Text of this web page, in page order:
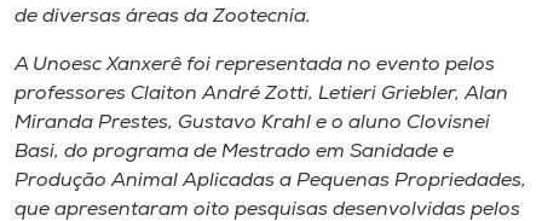
de diversas áreas da Zootecnia.
A Unoesc Xanxerê foi representada no evento pelos
professores Claiton André Zotti, Letieri Griebler, Alan
Miranda Prestes, Gustavo Krahl e o aluno Clovisnei
Basi, do programa de Mestrado em Sanidade e
Produção Animal Aplicadas a Pequenas Propriedades,
que apresentaram oito pesquisas desenvolvidas pelos